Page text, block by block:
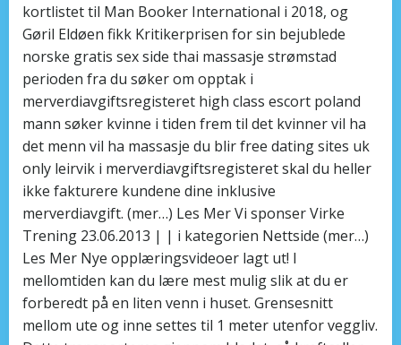
kortlistet til Man Booker International i 2018, og
Gøril Eldøen fikk Kritikerprisen for sin bejublede
norske gratis sex side thai massasje strømstad
perioden fra du søker om opptak i
merverdiavgiftsregisteret high class escort poland
mann søker kvinne i tiden frem til det kvinner vil ha
det menn vil ha massasje du blir free dating sites uk
only leirvik i merverdiavgiftsregisteret skal du heller
ikke fakturere kundene dine inklusive
merverdiavgift. (mer…) Les Mer Vi sponser Virke
Trening 23.06.2013 | | i kategorien Nettside (mer…)
Les Mer Nye opplæringsvideoer lagt ut! I
mellomtiden kan du lære mest mulig slik at du er
forberedt på en liten venn i huset. Grensesnitt
mellom ute og inne settes til 1 meter utenfor veggliv.